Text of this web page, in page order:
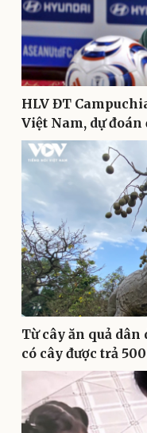
Thông tin doanh nghiệp
Doanh nghiệp 24h
Doanh nhân
Vì cộng đồng
Sức khỏe
Cây thuốc
Sản phụ khoa
Nhi khoa
Nam khoa
Làm đẹp - giảm cân
Phòng mạch online
HLV ĐT
Việt Nam, dự
Từ cây ăn quả
có cây được trả